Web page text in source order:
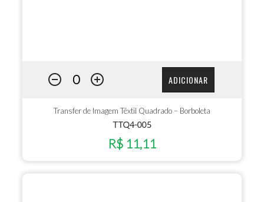
ADICIONAR
Transfer de Imagem Têxtil Quadrado – Borboleta
TTQ4-005
R$ 11,11